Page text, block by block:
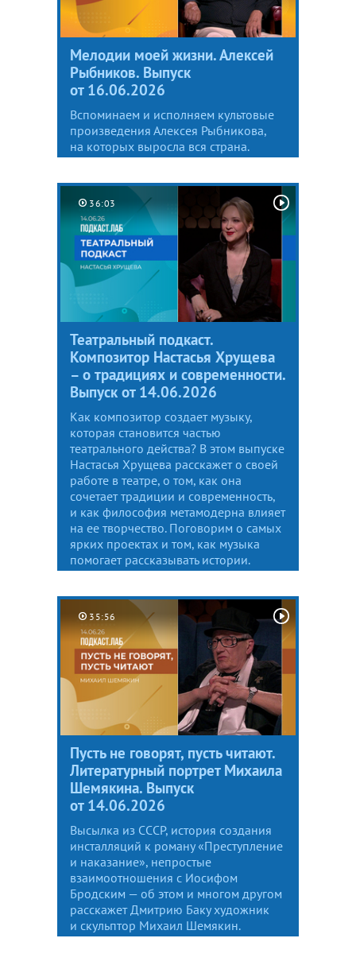
Мелодии моей жизни. Алексей
Рыбников. Выпуск
от 16.06.2026
Вспоминаем и исполняем культовые
произведения Алексея Рыбникова,
на которых выросла вся страна.
36:03
Театральный подкаст.
Композитор Настасья Хрущева
– о традициях и современности.
Выпуск от 14.06.2026
Как композитор создает музыку,
которая становится частью
театрального действа? В этом выпуске
Настасья Хрущева расскажет о своей
работе в театре, о том, как она
сочетает традиции и современность,
и как философия метамодерна влияет
на ее творчество. Поговорим о самых
ярких проектах и том, как музыка
помогает рассказывать истории.
35:56
Пусть не говорят, пусть читают.
Литературный портрет Михаила
Шемякина. Выпуск
от 14.06.2026
Высылка из СССР, история создания
инсталляций к роману «Преступление
и наказание», непростые
взаимоотношения с Иосифом
Бродским — об этом и многом другом
расскажет Дмитрию Баку художник
и скульптор Михаил Шемякин.